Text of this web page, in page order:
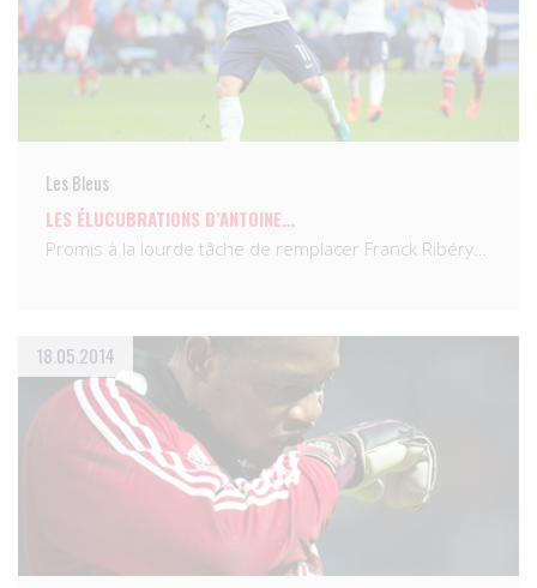
Les Bleus
LES ÉLUCUBRATIONS D’ANTOINE…
Promis à la lourde tâche de remplacer Franck Ribéry…
18.05.2014